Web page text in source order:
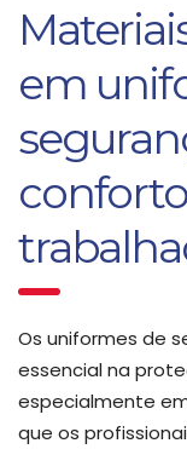
em
Os uniformes de
essencial na
especialmente
que os